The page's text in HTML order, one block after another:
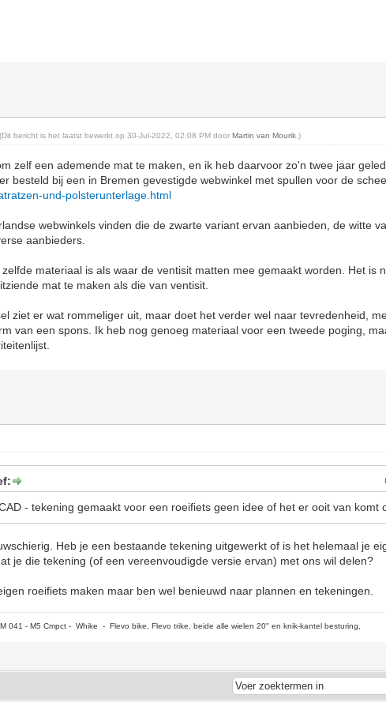
(Dit bericht is het laatst bewerkt op 30-Jul-2022, 02:08 PM doorMartin van Mourik .)
zelf een ademende mat te maken, en ik heb daarvoor zo'n twee jaar
besteld bij een in Bremen gevestigde webwinkel met spullen voor de
und-polsterunterlage.html
webwinkels vinden die de zwarte variant ervan aanbieden, de witte
aanbieders.
materiaal is als waar de ventisit matten mee gemaakt worden. Het is
mat te maken als die van ventisit.
ziet er wat rommeliger uit, maar doet het verder wel naar tevredenheid,
van een spons. Ik heb nog genoeg materiaal voor een tweede poging,
- tekening gemaakt voor een roeifiets geen idee of het er ooit van komt
Heb je een bestaande tekening uitgewerkt of is het helemaal je
je die tekening (of een vereenvoudigde versie ervan) met ons wil delen?
roeifiets maken maar ben wel benieuwd naar plannen en tekeningen.
041 - M5 Cmpct - Whike - Flevo bike, Flevo trike, beide alle wielen 20" en knik-kantel besturing,